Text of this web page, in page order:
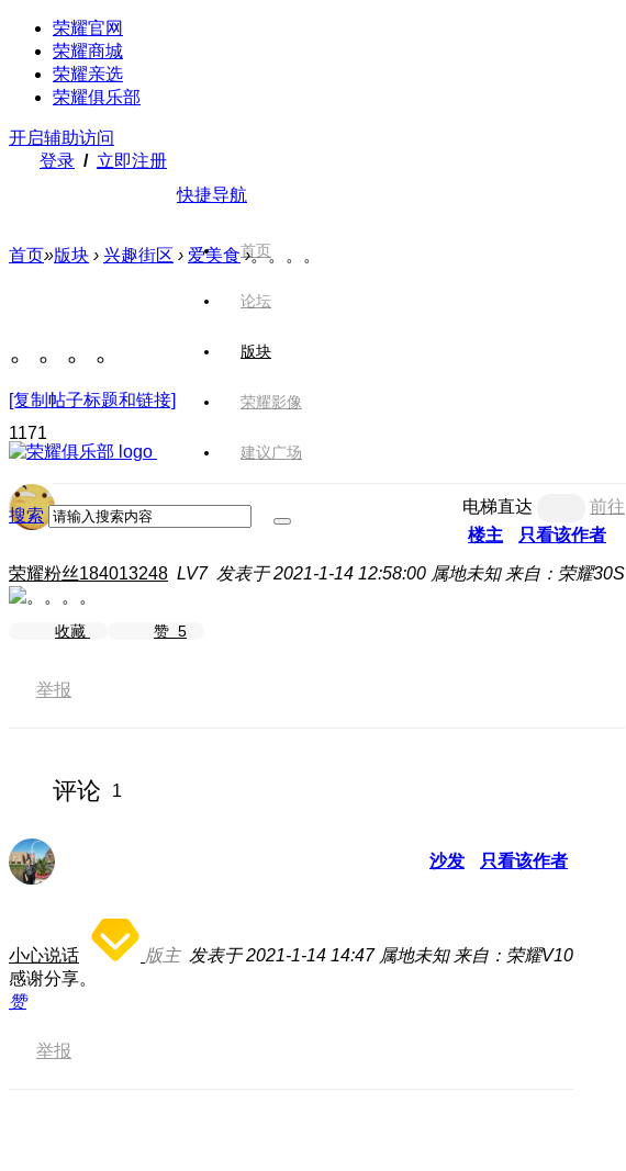
荣耀官网
荣耀商城
荣耀亲选
荣耀俱乐部
开启辅助访问
登录 / 立即注册
快捷导航
首页
论坛
版块
荣耀影像
建议广场
搜索
首页»版块 › 兴趣街区 › 爱美食 ›。。。。
。。。。
[复制帖子标题和链接]
1171
电梯直达
前往
楼主
只看该作者
荣耀粉丝184013248 LV7 发表于 2021-1-14 12:58:00 属地未知 来自：荣耀30S
收藏 赞 5
举报
评论 1
沙发 只看该作者
小心说话 版主 发表于 2021-1-14 14:47 属地未知 来自：荣耀V10
感谢分享。
赞
举报